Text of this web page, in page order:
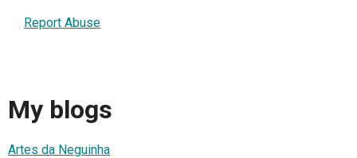
Report Abuse
My blogs
Artes da Neguinha